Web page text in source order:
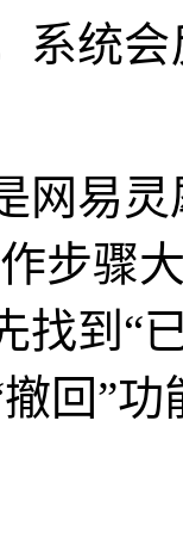
统会
易灵
步骤
找到“
回”